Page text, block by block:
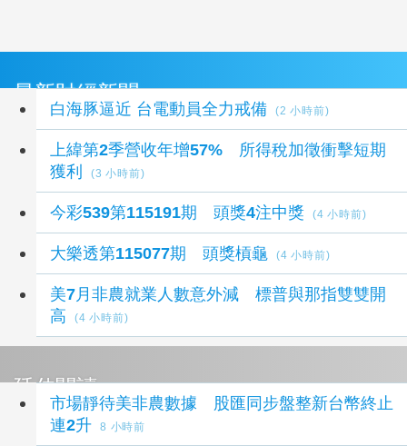
最新財經新聞
白海豚逼近 台電動員全力戒備 (2 小時前)
上緯第2季營收年增57% 所得稅加徵衝擊短期
獲利
(3 小時前)
今彩539第115191期 頭獎4注中獎 (4 小時前)
大樂透第115077期 頭獎槓龜 (4 小時前)
美7月非農就業人數意外減 標普與那指雙雙開
高
(4 小時前)
延伸閱讀
市場靜待美非農數據 股匯同步盤整新台幣終止
連2升
8 小時前